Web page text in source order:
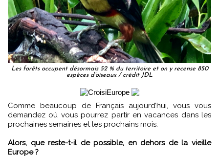
Les forêts occupent désormais 52 % du territoire et on y recense 850
espèces d’oiseaux / crédit JDL
Comme beaucoup de Français aujourd’hui, vous vous
demandez où vous pourrez partir en vacances dans les
prochaines semaines et les prochains mois.
Alors, que reste-t-il de possible, en dehors de la vieille
Europe ?